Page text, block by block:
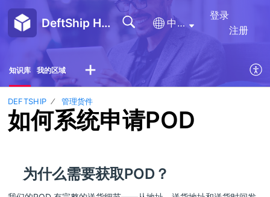
DeftShip Help Center 中文(简体)
登录
注册
知识库 我的区域
DEFTSHIP 管理货件
如何系统申请POD
为什么需要获取POD？